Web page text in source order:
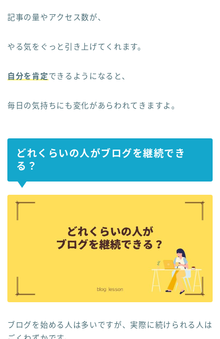
記事の量やアクセス数が、
やる気をぐっと引き上げてくれます。
自分を肯定できるようになると、
毎日の気持ちにも変化があらわれてきますよ。
どれくらいの人がブログを継続でき
る？
ブログを始める人は多いですが、実際に続けられる人は